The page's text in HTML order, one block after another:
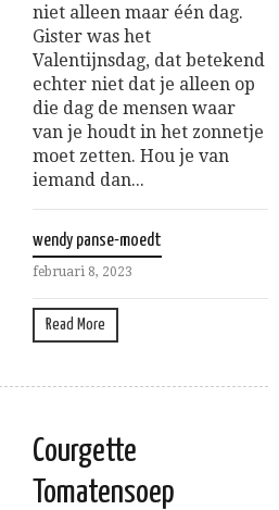
niet alleen maar één dag.
Gister was het
Valentijnsdag, dat betekend
echter niet dat je alleen op
die dag de mensen waar
van je houdt in het zonnetje
moet zetten. Hou je van
iemand dan...
wendy panse-moedt
februari 8, 2023
Read More
Courgette
Tomatensoep